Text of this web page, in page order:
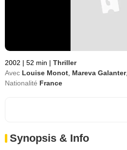
2002 | 52 min | Thriller
Avec Louise Monot Mareva Galanter,
Nationalité France
Synopsis & Info